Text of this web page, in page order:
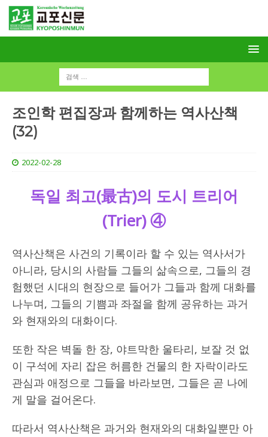
조인학 편집장과 함께하는 역사산책
(32)
2022-02-28
독일 최고(最古)의 도시 트리어
(Trier)④
역사산책은 사건의 기록이라 할 수 있는 역사서가
아니라, 당시의 사람들 그들의 삶속으로, 그들의 경
험했던 시대의 현장으로 들어가 그들과 함께 대화를
나누며, 그들의 기쁨과 좌절을 함께 공유하는 과거
와 현재와의 대화이다.
또한 작은 벽돌 한 장, 야트막한 울타리, 보잘 것 없
이 구석에 자리 잡은 허름한 건물의 한 자락이라도
관심과 애정으로 그들을 바라보면, 그들은 곧 나에
게 말을 걸어온다.
따라서 역사산책은 과거와 현재와의 대화일뿐만 아